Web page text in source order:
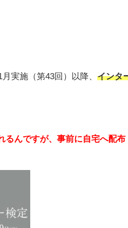
実施（第43回）以降、インタ
るんですが、事前に自宅へ配布